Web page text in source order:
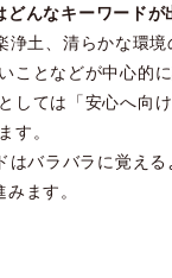
んなキーワードが
浄土、清らかな環
ことなどが中心的
しては「安心へ向け
す。
はバラバラに覚え
ます。